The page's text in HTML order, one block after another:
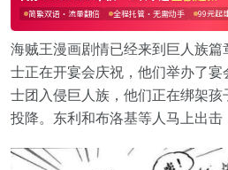
海贼王漫画剧情已经来到巨人族
士正在开宴会庆祝，他们举办了
士团入侵巨人族，他们正在绑架
投降。东利和布洛基等人马上出击